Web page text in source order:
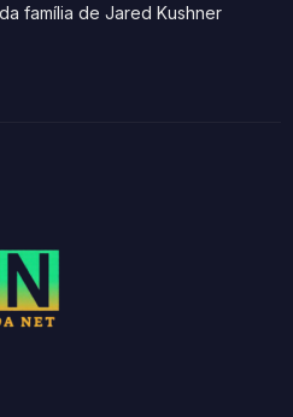
família de Jared Kushner